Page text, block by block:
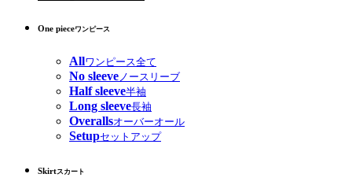
One pieceワンピース
Allワンピース全て
No sleeve ノースリーブ
Half sleeve半袖
Long sleeve長袖
Overallsオーバーオール
Setupセットアップ
Skirtスカート